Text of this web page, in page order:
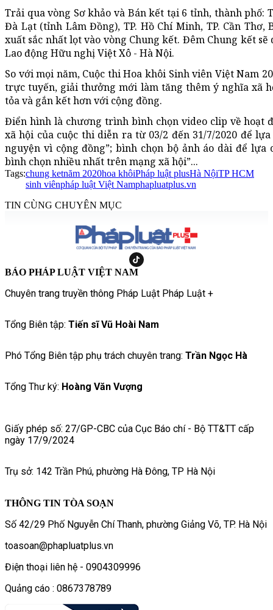
Trải qua vòng Sơ khảo và Bán kết tại 6 tỉnh, thành phố:
Đà Lạt (tỉnh Lâm Đồng), TP. Hồ Chí Minh, TP. Cần
xuất sắc nhất lọt vào vòng Chung kết. Đêm Chung kết
Lao động Hữu nghị Việt Xô - Hà Nội.
So với mọi năm, Cuộc thi Hoa khôi Sinh viên Việt Nam
trực tuyến, giải thưởng mới làm tăng thêm ý nghĩa xã
tỏa và gắn kết hơn với cộng đồng.
Điển hình là chương trình bình chọn video clip về hoạt
xã hội của cuộc thi diễn ra từ 03/2 đến 31/7/2020 để
nguyện vì cộng đồng”; bình chọn bộ ảnh áo dài để
bình chọn nhiều nhất trên mạng xã hội”...
Tags:chung ketnăm 2020hoa khôiPháp luật plusHà NộiTP HCM
sinh viênpháp luật Việt Namphapluatplus.vn
TIN CÙNG CHUYÊN MỤC
BÁO PHÁP LUẬT VIỆT NAM
Chuyên trang truyền thông Pháp Luật Pháp Luật +
Tổng Biên tập: Tiến sĩ Vũ Hoài Nam
Phó Tổng Biên tập phụ trách chuyên trang: Trần Ngọc Hà
Tổng Thư ký: Hoàng Văn Vượng
Giấy phép số: 27/GP-CBC của Cục Báo chí - Bộ TT&TT cấp
ngày 17/9/2024
Trụ sở: 142 Trần Phú, phường Hà Đông, TP Hà Nội
THÔNG TIN TÒA SOẠN
Số 42/29 Phố Nguyễn Chí Thanh, phường Giảng Võ, TP. Hà Nội
toasoan@phapluatplus.vn
Điện thoại liên hệ - 0904309996
Quảng cáo : 0867378789